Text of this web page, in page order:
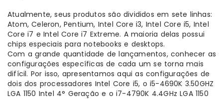
Atualmente, seus produtos são divididos em sete linhas:
Atom, Celeron, Pentium, Intel Core i3, Intel Core i5, Intel
Core i7 e Intel Core i7 Extreme. A maioria delas possui
chips especiais para notebooks e desktops.
Com a grande quantidade de lançamentos, conhecer as
configurações específicas de cada um se torna mais
difícil. Por isso, apresentamos aqui as configurações de
dois dos processadores Intel Core i5, o i5-4690K 3.50GHZ
LGA 1150 Intel 4° Geração e o i7-4790K 4.4GHz LGA 1150